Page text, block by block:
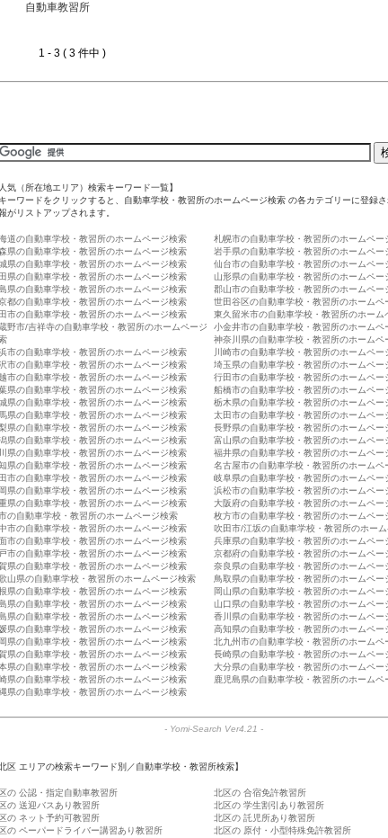
自動車教習所
1 - 3 ( 3 件中 )
人気（所在地エリア）検索キーワード一覧】
ーワードをクリックすると、自動車学校・教習所のホームページ検索 の各カテゴリーに登録
がリストアップされます。
道の自動車学校・教習所のホームページ検索
札幌市の自動車学校・教習所のホームペー
県の自動車学校・教習所のホームページ検索
岩手県の自動車学校・教習所のホームペー
県の自動車学校・教習所のホームページ検索
仙台市の自動車学校・教習所のホームペー
県の自動車学校・教習所のホームページ検索
山形県の自動車学校・教習所のホームペー
県の自動車学校・教習所のホームページ検索
郡山市の自動車学校・教習所のホームペー
都の自動車学校・教習所のホームページ検索
世田谷区の自動車学校・教習所のホームペ
市の自動車学校・教習所のホームページ検索
東久留米市の自動車学校・教習所のホーム
野市/吉祥寺の自動車学校・教習所のホームページ
小金井市の自動車学校・教習所のホームペ
神奈川県の自動車学校・教習所のホームペ
市の自動車学校・教習所のホームページ検索
川崎市の自動車学校・教習所のホームペー
市の自動車学校・教習所のホームページ検索
埼玉県の自動車学校・教習所のホームペー
越市の自動車学校・教習所のホームページ検索
行田市の自動車学校・教習所のホームペー
県の自動車学校・教習所のホームページ検索
船橋市の自動車学校・教習所のホームペー
県の自動車学校・教習所のホームページ検索
栃木県の自動車学校・教習所のホームペー
県の自動車学校・教習所のホームページ検索
太田市の自動車学校・教習所のホームペー
県の自動車学校・教習所のホームページ検索
長野県の自動車学校・教習所のホームペー
県の自動車学校・教習所のホームページ検索
富山県の自動車学校・教習所のホームペー
県の自動車学校・教習所のホームページ検索
福井県の自動車学校・教習所のホームペー
県の自動車学校・教習所のホームページ検索
名古屋市の自動車学校・教習所のホームペ
市の自動車学校・教習所のホームページ検索
岐阜県の自動車学校・教習所のホームペー
県の自動車学校・教習所のホームページ検索
浜松市の自動車学校・教習所のホームペー
県の自動車学校・教習所のホームページ検索
大阪府の自動車学校・教習所のホームペー
の自動車学校・教習所のホームページ検索
枚方市の自動車学校・教習所のホームペー
市の自動車学校・教習所のホームページ検索
吹田市/江坂の自動車学校・教習所のホー
市の自動車学校・教習所のホームページ検索
兵庫県の自動車学校・教習所のホームペー
市の自動車学校・教習所のホームページ検索
京都府の自動車学校・教習所のホームペー
県の自動車学校・教習所のホームページ検索
奈良県の自動車学校・教習所のホームペー
山県の自動車学校・教習所のホームページ検索
鳥取県の自動車学校・教習所のホームペー
県の自動車学校・教習所のホームページ検索
岡山県の自動車学校・教習所のホームペー
県の自動車学校・教習所のホームページ検索
山口県の自動車学校・教習所のホームペー
県の自動車学校・教習所のホームページ検索
香川県の自動車学校・教習所のホームペー
県の自動車学校・教習所のホームページ検索
高知県の自動車学校・教習所のホームペー
県の自動車学校・教習所のホームページ検索
北九州市の自動車学校・教習所のホームペ
県の自動車学校・教習所のホームページ検索
長崎県の自動車学校・教習所のホームペー
県の自動車学校・教習所のホームページ検索
大分県の自動車学校・教習所のホームペー
県の自動車学校・教習所のホームページ検索
鹿児島県の自動車学校・教習所のホームペ
県の自動車学校・教習所のホームページ検索
- Yomi-Search Ver4.21 -
北区 エリアの検索キーワード別／自動車学校・教習所検索】
の 公認・指定自動車教習所
北区の 合宿免許教習所
の 送迎バスあり教習所
北区の 学生割引あり教習所
の ネット予約可教習所
北区の 託児所あり教習所
の ペーパードライバー講習あり教習所
北区の 原付・小型特殊免許教習所